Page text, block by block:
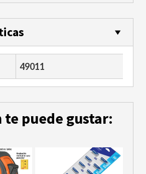
49011
te puede gustar: